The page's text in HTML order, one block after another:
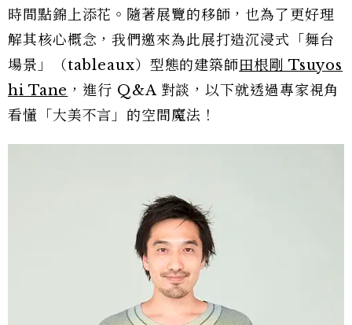
時間點錦上添花。隨著展覽的移師，也為了更好理
解其核心概念，我們邀來為此展打造沉浸式「舞台
場景」（tableaux）型態的建築師田根剛 Tsuyos
hi Tane ，進行 Q&A 對談，以下就透過專家視角
看懂「大美不言」的空間魔法！